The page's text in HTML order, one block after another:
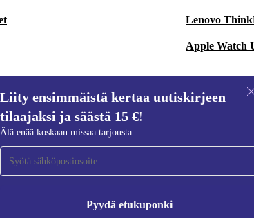
Lenovo
Apple Watch
Liity ensimmäistä kertaa uutiskirjeen
tilaajaksi ja säästä 15 €!
Älä enää koskaan missaa tarjousta
Pyydä etukuponki
kertaa uutiskirjeen
15 €!
yhtäkään tarjousta.
Lisätietoja